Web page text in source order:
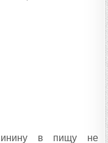
в пищу не